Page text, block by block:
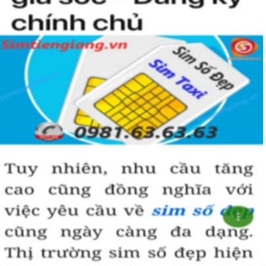
uy tín chất lượng.
Chọn mua sim số đẹp thường mất nhiều thời gian ở khoản lựa số,
một số phải vừa đẹp, vừa tốt về phong thủy thì mới là sim hoàn
hảo. Vậy phải làm sao?
- Cách nhanh nhất để chọn mua được sim lục quý 9 là bạn vào
trang chủ của Sim Tiền Giang, chọn mục “Sim giảm giá “ ở ngay
đầu trang chủ. Đây là danh sách sim được đại lý giảm giá vì một số
lý do nên bạn có thể chọn mua được số đẹp lại có giá cực rẻ nữa.
Ngoài ra quý khách chưa ưng ý về sim luc quy 9 có cũng thể tham
khảo thêm Sim Vinaphone,Sim Gmobile, Sim Lục Quý,Sim Năm
Sinh..